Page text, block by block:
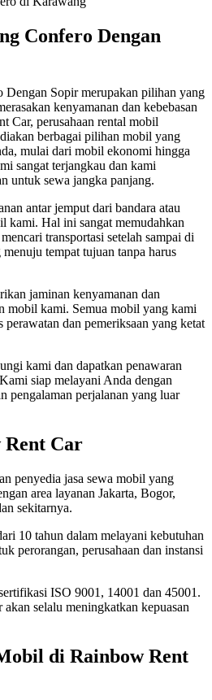
Confero Dengan
Sopir merupakan pilihan yang
kenyamanan dan kebebasan
Car, perusahaan rental mobil
berbagai pilihan mobil yang
mulai dari mobil ekonomi hingga
sangat terjangkau dan kami
untuk sewa jangka panjang.
antar jemput dari bandara atau
kami. Hal ini sangat memudahkan
transportasi setelah sampai di
tempat tujuan tanpa harus
jaminan kenyamanan dan
mobil kami. Semua mobil yang kami
perawatan dan pemeriksaan yang ketat
kami dan dapatkan penawaran
siap melayani Anda dengan
pengalaman perjalanan yang luar
Rent Car
penyedia jasa sewa mobil yang
area layanan Jakarta, Bogor,
sekitarnya.
10 tahun dalam melayani kebutuhan
perorangan, perusahaan dan instansi
ISO 9001, 14001 dan 45001.
selalu meningkatkan kepuasan
di Rainbow Rent